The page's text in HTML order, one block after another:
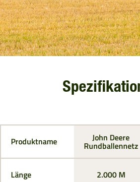
Produktname
Länge
John Deere
Rundballennetz
2.000 M